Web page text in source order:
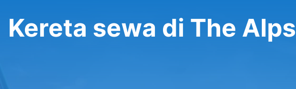
Kereta sewa di The Alps